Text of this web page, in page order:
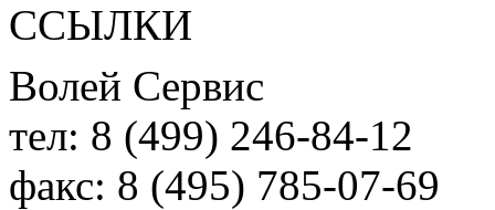
ССЫЛКИ
Волей Сервис
тел: 8 (499) 246-84-12
факс: 8 (495) 785-07-69